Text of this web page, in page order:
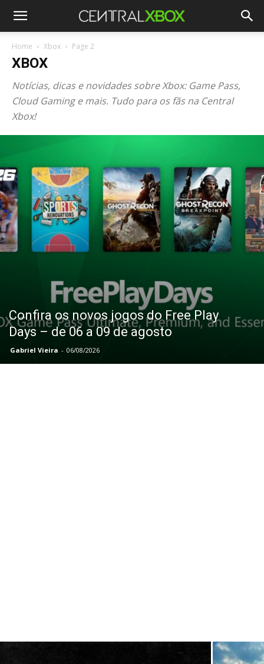
Home Xbox Page 2
XBOX
Notícias, dicas e novidades sobre Xbox: Game Pass,
Cloud Gaming e mais. Tudo para os fãs na Central
Xbox!
Confira os novos jogos do Free Play
Days – de 06 a 09 de agosto
Gabriel Vieira - 06/08/2026